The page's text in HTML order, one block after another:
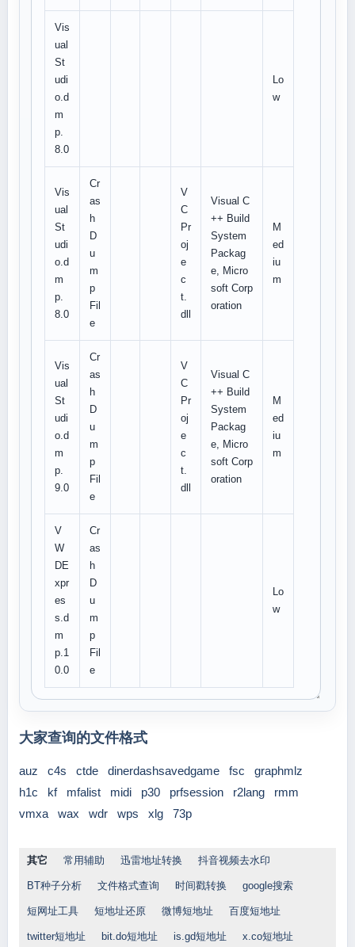
Vis
ual
St
udi
o.d
m
p.
8.0
Lo
w
Vis
ual
St
udi
o.d
m
p.
8.0
Cr
as
h
D
u
m
p
Fil
e
V
C
Pr
oj
e
c
t.
dll
Visual C
++ Build
System
Packag
e, Micro
soft Corp
oration
M
ed
iu
m
Vis
ual
St
udi
o.d
m
p.
9.0
Cr
as
h
D
u
m
p
Fil
e
V
C
Pr
oj
e
c
t.
dll
Visual C
++ Build
System
Packag
e, Micro
soft Corp
oration
M
ed
iu
m
V
W
DE
xpr
es
s.d
m
p.1
0.0
Cr
as
h
D
u
m
p
Fil
e
Lo
w
大家查询的文件格式
auz c4s ctde dinerdashsavedgame fsc
graphmlz
h1c
kf mfalist midi p30 prfsession r2lang
rmm
vmxa
wax wdr wps xlg 73p
其它 常用辅助 迅雷地址转换 抖音视频去水印
BT种子分析 文件格式查询 时间戳转换 google搜索
短网址工具 短地址还原 微博短地址 百度短地址
twitter短地址 bit.do短地址 is.gd短地址 x.co短地址